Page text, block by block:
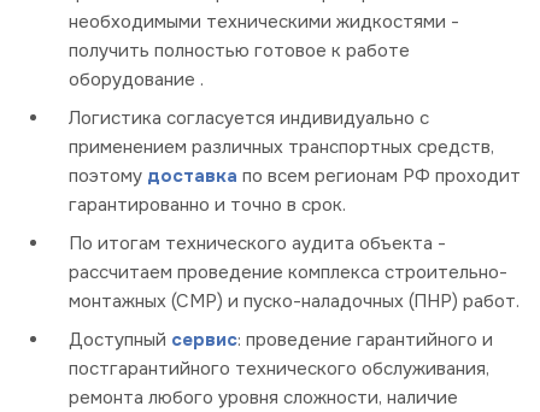
необходимыми техническими жидкостями -
получить полностью готовое к работе
оборудование .
Логистика согласуется индивидуально с
применением различных транспортных средств,
поэтому доставка по всем регионам РФ проходит
гарантированно и точно в срок.
По итогам технического аудита объекта -
рассчитаем проведение комплекса строительно-
монтажных (СМР) и пуско-наладочных (ПНР) работ.
Доступный сервис: проведение гарантийного и
постгарантийного технического обслуживания,
ремонта любого уровня сложности, наличие